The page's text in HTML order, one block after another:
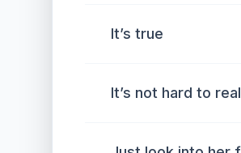
It’s true
It’s not hard to